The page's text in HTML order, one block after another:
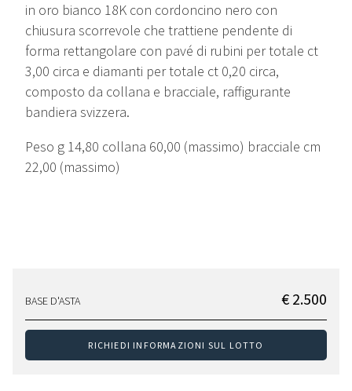
in oro bianco 18K con cordoncino nero con
chiusura scorrevole che trattiene pendente di
forma rettangolare con pavé di rubini per totale ct
3,00 circa e diamanti per totale ct 0,20 circa,
composto da collana e bracciale, raffigurante
bandiera svizzera.
Peso g 14,80 collana 60,00 (massimo) bracciale cm
22,00 (massimo)
BASE D'ASTA € 2.500
RICHIEDI INFORMAZIONI SUL LOTTO